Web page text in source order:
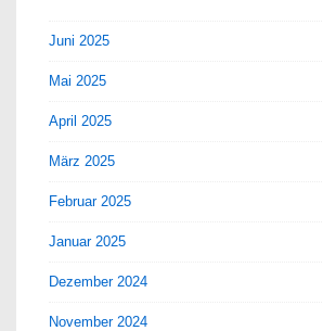
Juni 2025
Mai 2025
April 2025
März 2025
Februar 2025
Januar 2025
Dezember 2024
November 2024